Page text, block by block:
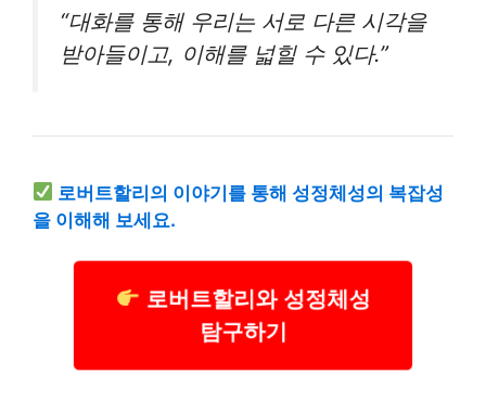
“대화를 통해 우리는 서로 다른 시각을
받아들이고, 이해를 넓힐 수 있다.”
로버트할리의 이야기를 통해 성정체성의 복잡성
을 이해해 보세요.
로버트할리와 성정체성
탐구하기